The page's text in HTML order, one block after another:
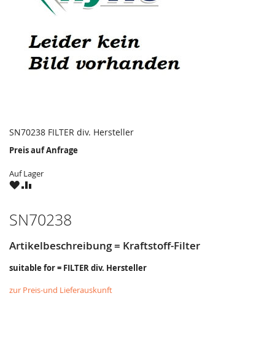
SN70238 FILTER div. Hersteller
Preis auf Anfrage
Auf Lager
ZUZU
SN70238
Artikelbeschreibung = Kraftstoff-Filter
suitable for = FILTER div. Hersteller
zur Preis-und Lieferauskunft